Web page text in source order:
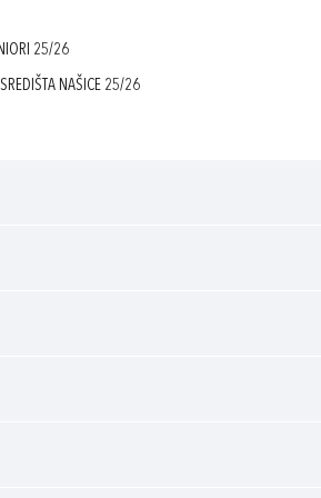
25/26
NAŠICE 25/26